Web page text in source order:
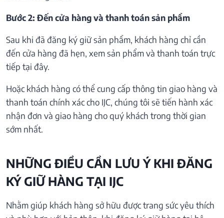
Bước 2: Đến cửa hàng và thanh toán sản phẩm
Sau khi đã đăng ký giữ sản phẩm, khách hàng chỉ cần
đến cửa hàng đã hẹn, xem sản phẩm và thanh toán trực
tiếp tại đây.
Hoặc khách hàng có thể cung cấp thông tin giao hàng và
thanh toán chính xác cho IJC, chúng tôi sẽ tiến hành xác
nhận đơn và giao hàng cho quý khách trong thời gian
sớm nhất.
NHỮNG ĐIỀU CẦN LƯU Ý KHI ĐĂNG
KÝ GIỮ HÀNG TẠI IJC
Nhằm giúp khách hàng sở hữu được trang sức yêu thích